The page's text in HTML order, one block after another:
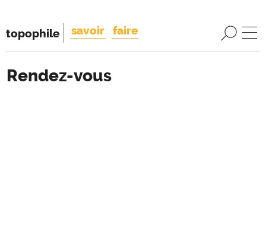
topophile savoir faire
Rendez-vous